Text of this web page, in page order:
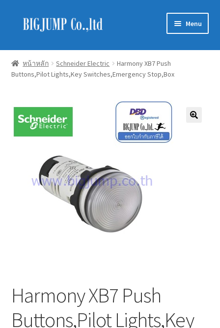
Skip
Skip
Menu
Schneider Electric
Philips Lighting
MEAN WELL
LUXRAM
หน้าหลัก Schneider Electric
Harmony XB7 Push
Buttons,Pilot Lights,Key Switches,Emergency Stop,Box
Harmony XB7 Push
Buttons,Pilot Lights,Key